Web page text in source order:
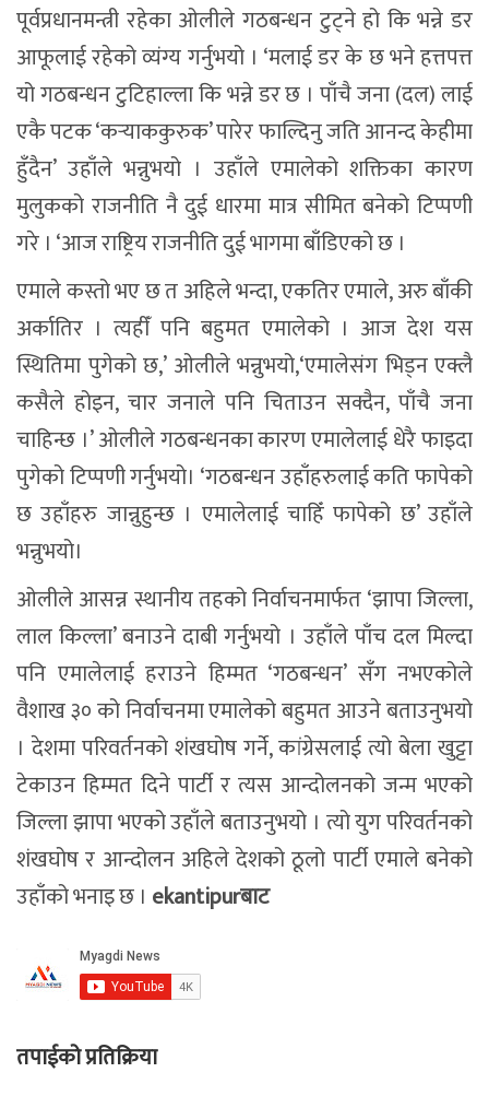
पूर्वप्रधानमन्त्री रहेका ओलीले गठबन्धन टुट्ने हो कि भन्ने डर
आफूलाई रहेको व्यंग्य गर्नुभयो । ‘मलाई डर के छ भने हत्तपत्त
यो गठबन्धन टुटिहाल्ला कि भन्ने डर छ । पाँचै जना (दल) लाई
एकै पटक ‘कर्‍याककुरुक’ पारेर फाल्दिनु जति आनन्द केहीमा
हुँदैन’ उहाँले भन्नुभयो । उहाँले एमालेको शक्तिका कारण
मुलुकको राजनीति नै दुई धारमा मात्र सीमित बनेको टिप्पणी
गरे । ‘आज राष्ट्रिय राजनीति दुई भागमा बाँडिएको छ ।
एमाले कस्तो भए छ त अहिले भन्दा, एकतिर एमाले, अरु बाँकी
अर्कातिर । त्यहीँ पनि बहुमत एमालेको । आज देश यस
स्थितिमा पुगेको छ,’ ओलीले भन्नुभयो,‘एमालेसंग भिड्न एक्लै
कसैले होइन, चार जनाले पनि चिताउन सक्दैन, पाँचै जना
चाहिन्छ ।’ ओलीले गठबन्धनका कारण एमालेलाई धेरै फाइदा
पुगेको टिप्पणी गर्नुभयो। ‘गठबन्धन उहाँहरुलाई कति फापेको
छ उहाँहरु जान्नुहुन्छ । एमालेलाई चाहिँ फापेको छ’ उहाँले
भन्नुभयो।
ओलीले आसन्न स्थानीय तहको निर्वाचनमार्फत ‘झापा जिल्ला,
लाल किल्ला’ बनाउने दाबी गर्नुभयो । उहाँले पाँच दल मिल्दा
पनि एमालेलाई हराउने हिम्मत ‘गठबन्धन’ सँग नभएकोले
वैशाख ३० को निर्वाचनमा एमालेको बहुमत आउने बताउनुभयो
। देशमा परिवर्तनको शंखघोष गर्ने, कांग्रेसलाई त्यो बेला खुट्टा
टेकाउन हिम्मत दिने पार्टी र त्यस आन्दोलनको जन्म भएको
जिल्ला झापा भएको उहाँले बताउनुभयो । त्यो युग परिवर्तनको
शंखघोष र आन्दोलन अहिले देशको ठूलो पार्टी एमाले बनेको
उहाँको भनाइ छ । ekantipurबाट
तपाईको प्रतिक्रिया